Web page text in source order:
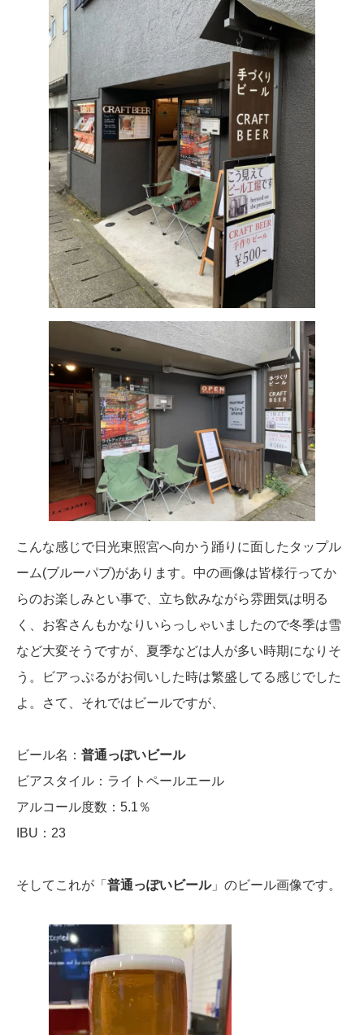
こんな感じで日光東照宮へ向かう踊りに面したタップル
ーム(ブルーパブ)があります。中の画像は皆様行ってか
らのお楽しみとい事で、立ち飲みながら雰囲気は明る
く、お客さんもかなりいらっしゃいましたので冬季は雪
など大変そうですが、夏季などは人が多い時期になりそ
う。ビアっぷるがお伺いした時は繁盛してる感じでした
よ。さて、それではビールですが、
ビール名： 普通っぽいビール
ビアスタイル：ライトペールエール
アルコール度数：5.1％
IBU：23
そしてこれが「 普通っぽいビール」のビール画像です。